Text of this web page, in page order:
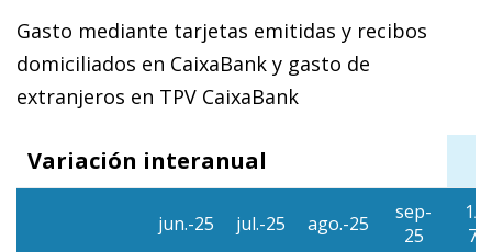
Gasto mediante tarjetas emitidas y recibos
domiciliados en CaixaBank y gasto de
extranjeros en TPV CaixaBank
Variación interanual
jun.-25 jul.-25 ago.-25
sep-
25
1/
7/